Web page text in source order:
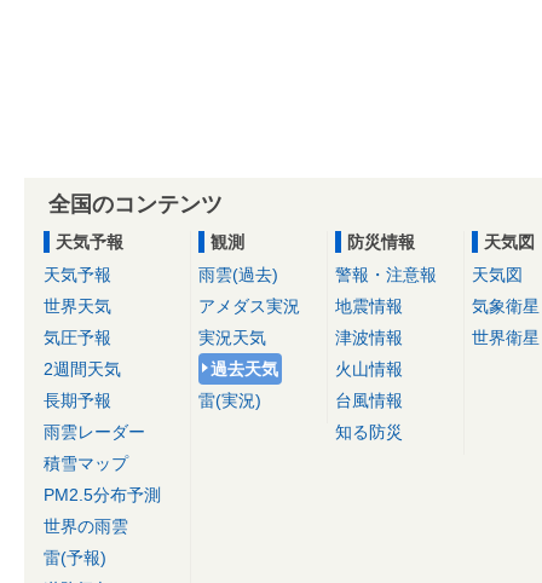
全国のコンテンツ
天気予報
天気予報
世界天気
気圧予報
2週間天気
長期予報
雨雲レーダー
積雪マップ
PM2.5分布予測
世界の雨雲
雷(予報)
観測
雨雲(過去)
アメダス実況
実況天気
過去天気
雷(実況)
防災情報
警報・注意報
地震情報
津波情報
火山情報
台風情報
知る防災
天気図
天気図
気象衛星
世界衛星